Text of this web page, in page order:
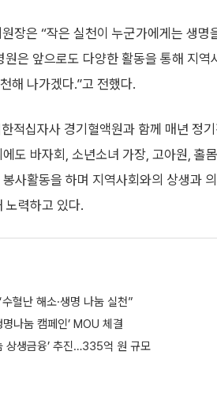
장은 “작은 실천이 누군가에게는 생명
원은 앞으로도 다양한 활동을 통해 지역
해 나가겠다.”고 전했다.
적십자사 경기혈액원과 함께 매년 정
도 바자회, 소년소녀 가장, 고아원, 홀
사활동을 하며 지역사회와의 상생과
노력하고 있다.
혈난 해소·생명 나눔 실천”
나눔 캠페인’ MOU 체결
상생금융’ 추진…335억 원 규모